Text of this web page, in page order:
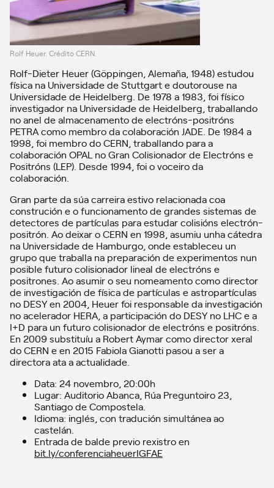
Rolf Heuer. Crédito CERN.
Rolf-Dieter Heuer (Göppingen, Alemaña, 1948) estudou
física na Universidade de Stuttgart e doutorouse na
Universidade de Heidelberg. De 1978 a 1983, foi físico
investigador na Universidade de Heidelberg, traballando
no anel de almacenamento de electróns-positróns
PETRA como membro da colaboración JADE. De 1984 a
1998, foi membro do CERN, traballando para a
colaboración OPAL no Gran Colisionador de Electróns e
Positróns (LEP). Desde 1994, foi o voceiro da
colaboración.
Gran parte da súa carreira estivo relacionada coa
construción e o funcionamento de grandes sistemas de
detectores de partículas para estudar colisións electrón-
positrón. Ao deixar o CERN en 1998, asumiu unha cátedra
na Universidade de Hamburgo, onde estableceu un
grupo que traballa na preparación de experimentos nun
posible futuro colisionador lineal de electróns e
positrones. Ao asumir o seu nomeamento como director
de investigación de física de partículas e astropartículas
no DESY en 2004, Heuer foi responsable da investigación
no acelerador HERA, a participación do DESY no LHC e a
I+D para un futuro colisionador de electróns e positróns.
En 2009 substituíu a Robert Aymar como director xeral
do CERN e en 2015 Fabiola Gianotti pasou a ser a
directora ata a actualidade.
Data: 24 novembro, 20:00h
Lugar: Auditorio Abanca, Rúa Preguntoiro 23,
Santiago de Compostela.
Idioma: inglés, con tradución simultánea ao
castelán.
Entrada de balde previo rexistro en
bit.ly/conferenciaheuerIGFAE